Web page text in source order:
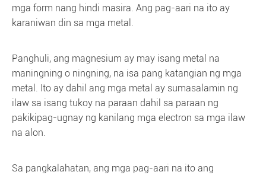
mga form nang hindi masira. Ang pag-aari na ito ay
karaniwan din sa mga metal.
Panghuli, ang magnesium ay may isang metal na
maningning o ningning, na isa pang katangian ng mga
metal. Ito ay dahil ang mga metal ay sumasalamin ng
ilaw sa isang tukoy na paraan dahil sa paraan ng
pakikipag-ugnay ng kanilang mga electron sa mga ilaw
na alon.
Sa pangkalahatan, ang mga pag-aari na ito ang